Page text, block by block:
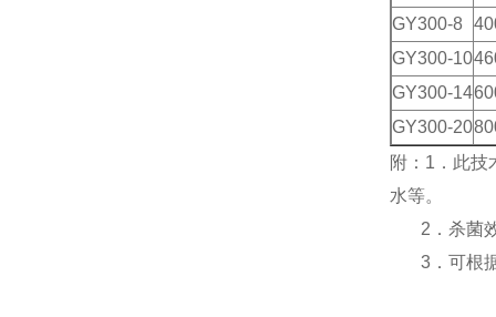
GY300-8
GY300-10
GY300-14
GY300-20
附：1．此
水等。
2．杀菌效
3．可根据